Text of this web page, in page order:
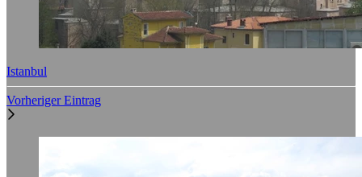
Istanbul
Vorheriger Eintrag